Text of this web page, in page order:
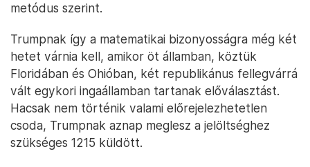
metódus szerint.
Trumpnak így a matematikai bizonyosságra még két
hetet várnia kell, amikor öt államban, köztük
Floridában és Ohióban, két republikánus fellegvárrá
vált egykori ingaállamban tartanak előválasztást.
Hacsak nem történik valami előrejelezhetetlen
csoda, Trumpnak aznap meglesz a jelöltséghez
szükséges 1215 küldött.